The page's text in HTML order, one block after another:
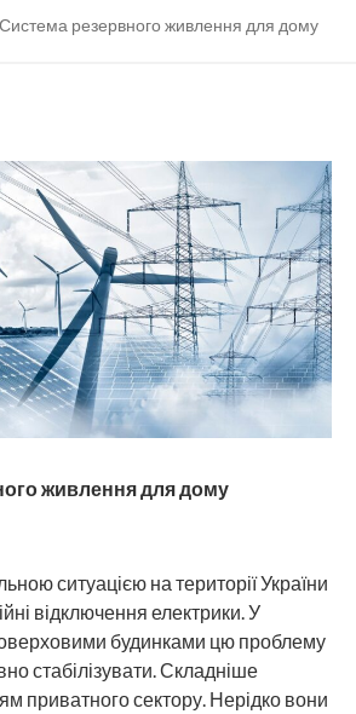
Система резервного живлення для дому
живлення для дому
ситуацією на території України
відключення електрики. У
будинками цю проблему
стабілізувати. Складніше
приватного сектору. Нерідко вони